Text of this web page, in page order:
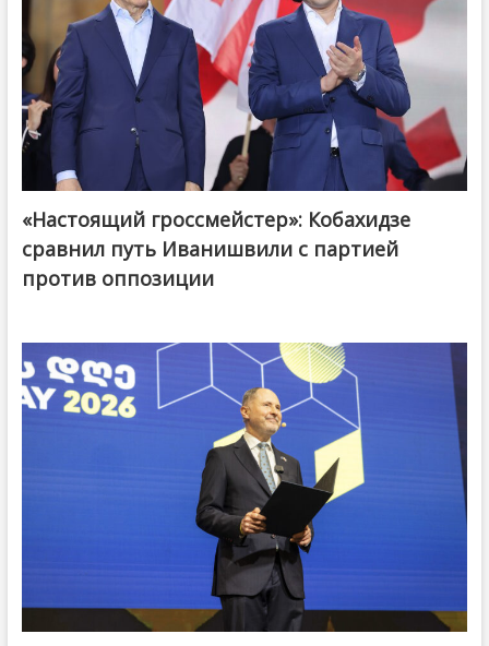
@ქართული ოცნება / Georgian Dream
«Настоящий гроссмейстер»: Кобахидзе
сравнил путь Иванишвили с партией
против оппозиции